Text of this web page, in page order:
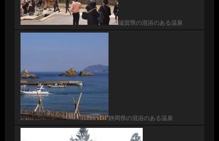
滋賀県の混浴のある温泉
静岡県の混浴のある温泉